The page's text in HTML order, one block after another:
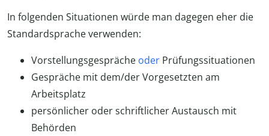
In folgenden Situationen würde man dagegen eher die
Standardsprache verwenden:
Vorstellungsgespräche oder Prüfungssituationen
Gespräche mit dem/der Vorgesetzten am
Arbeitsplatz
persönlicher oder schriftlicher Austausch mit
Behörden